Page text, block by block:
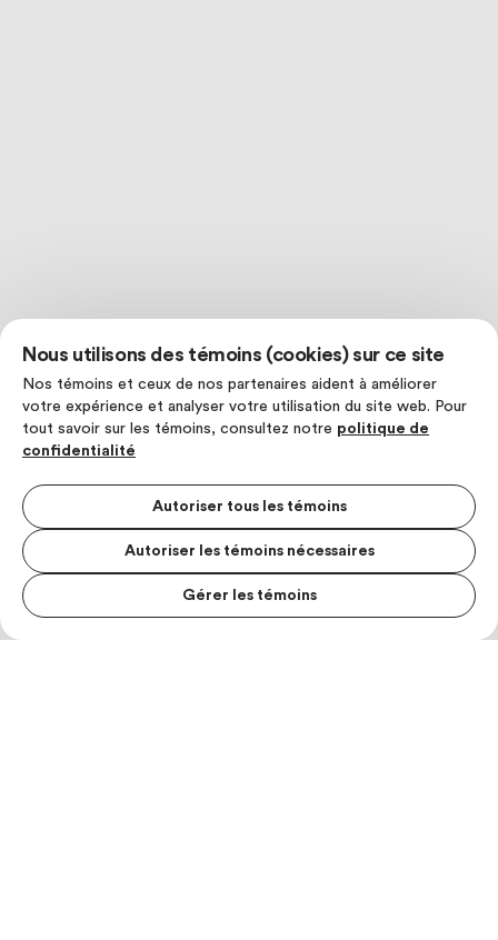
Nous utilisons des témoins (cookies) sur ce site
Nos témoins et ceux de nos partenaires aident à améliorer
votre expérience et analyser votre utilisation du site web. Pour
tout savoir sur les témoins, consultez notre politique de
confidentialité
Autoriser tous les témoins
Autoriser les témoins nécessaires
Gérer les témoins
MENU